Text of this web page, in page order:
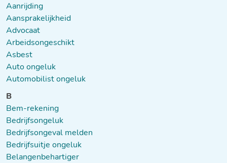
Aanrijding
Aansprakelijkheid
Advocaat
Arbeidsongeschikt
Asbest
Auto ongeluk
Automobilist ongeluk
B
Bem-rekening
Bedrijfsongeluk
Bedrijfsongeval melden
Bedrijfsuitje ongeluk
Belangenbehartiger